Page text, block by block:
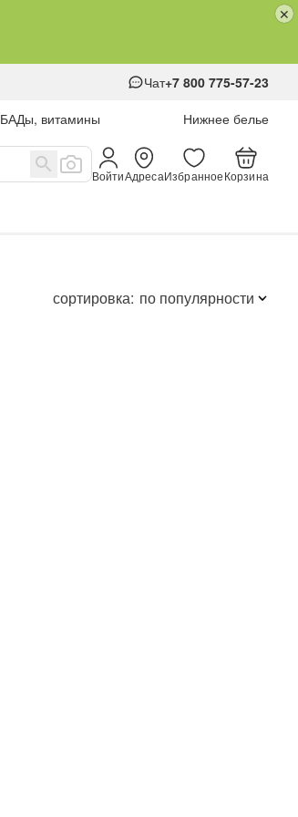
Чат+7 800 775-57-23
БАДы, витамины Нижнее белье
ВойтиАдресаИзбранноеКорзина
сортировка: по популярности